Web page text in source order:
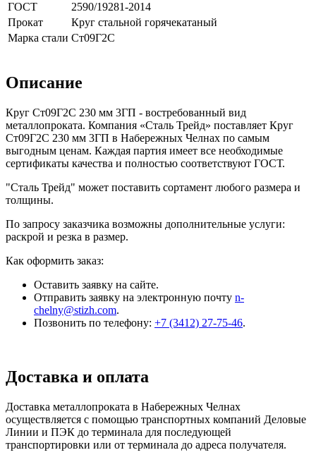
ГОСТ
2590/19281-2014
Прокат
Круг стальной горячекатаный
Марка стали Ст09Г2С
Описание
Круг Ст09Г2С 230 мм 3ГП - востребованный вид
металлопроката. Компания «Сталь Трейд» поставляет Круг
Ст09Г2С 230 мм 3ГП в Набережных Челнах по самым
выгодным ценам. Каждая партия имеет все необходимые
сертификаты качества и полностью соответствуют ГОСТ.
"Сталь Трейд" может поставить сортамент любого размера и
толщины.
По запросу заказчика возможны дополнительные услуги:
раскрой и резка в размер.
Как оформить заказ:
Оставить заявку на сайте.
Отправить заявку на электронную почту n-
chelny@stizh.com.
Позвонить по телефону: +7 (3412) 27-75-46.
Доставка и оплата
Доставка металлопроката в Набережных Челнах
осуществляется с помощью транспортных компаний Деловые
Линии и ПЭК до терминала для последующей
транспортировки или от терминала до адреса получателя.